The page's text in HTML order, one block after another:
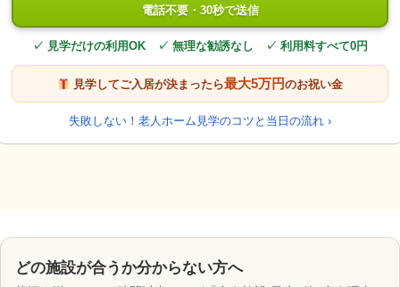
電話不要・30秒で送信
✓ 見学だけの利用OK ✓ 無理な勧誘なし ✓ 利用料すべて0円
見学してご入居が決まったら最大5万円のお祝い金
失敗しない！老人ホーム見学のコツと当日の流れ ›
どの施設が合うか分からない方へ